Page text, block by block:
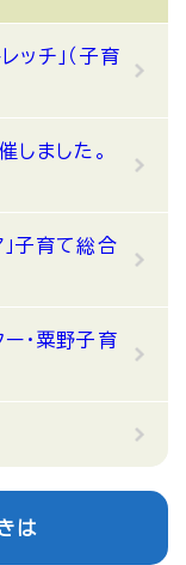
ッチ」（子育
しました。
子育て総合
・粟野子育
は